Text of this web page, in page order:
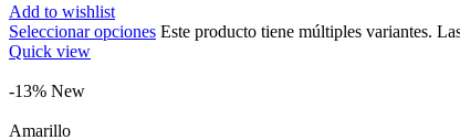
Add to wishlist
Seleccionar opciones Este producto tiene múltiples variantes.
Quick view
-13% New
Amarillo